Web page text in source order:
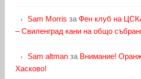
Sam Morris за Фен клуб на
– Свиленград кани на общо
Sam altmanза Внимание!
Хасково!